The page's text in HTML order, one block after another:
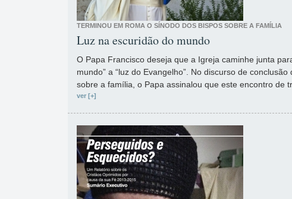
TERMINOU EM ROMA O SÍNODO DOS BISPOS SOBRE A FAMÍLIA
Luz na escuridão do mundo
O Papa Francisco deseja que a Igreja caminhe junta
mundo” a “luz do Evangelho”. No discurso de
sobre a família, o Papa assinalou que este encontro de
ver [+]